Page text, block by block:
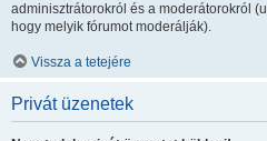
adminisztrátorokról és a moderátorokról
hogy melyik fórumot moderálják).
Vissza a tetejére
Privát üzenetek